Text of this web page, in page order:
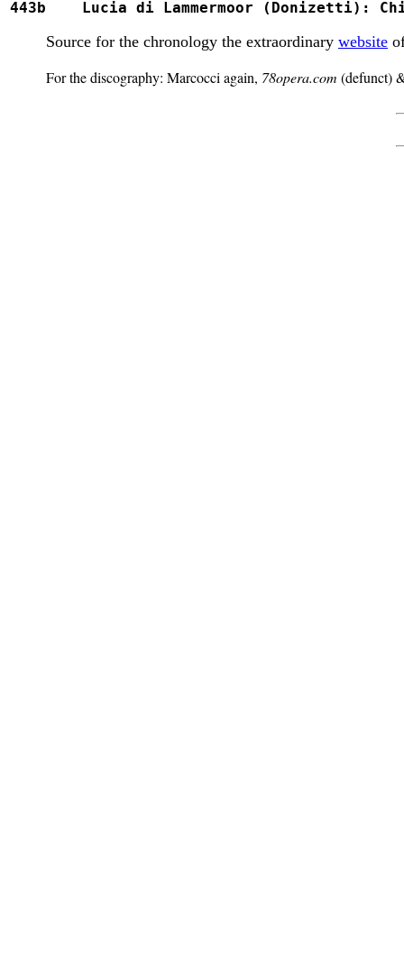
Source for the chronology the extraordinary website
For the discography: Marcocci again, 78opera.com (defunct)